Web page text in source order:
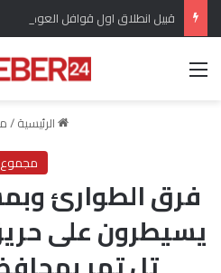
القائمة
الرئيسية/
مجموع
فرق الطوارئ
يسيطرون على